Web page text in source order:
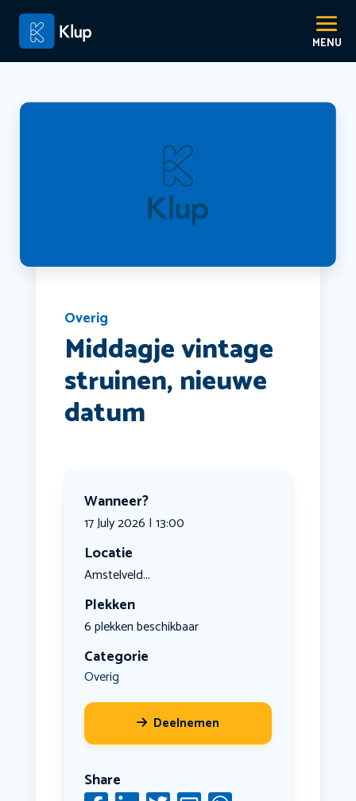
Overig
Middagje vintage
struinen, nieuwe
datum
Wanneer?
17 July 2026 | 13:00
Locatie
Amstelveld...
Plekken
6 plekken beschikbaar
Categorie
Overig
Deelnemen
Share